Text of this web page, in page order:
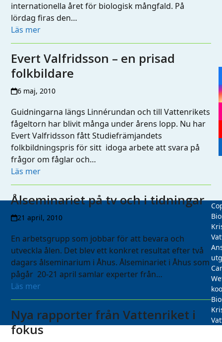
internationella året för biologisk mångfald. På
lördag firas den…
Läs mer
Evert Valfridsson – en prisad
folkbildare
6 maj, 2010
Guidningarna längs Linnérundan och till Vattenrikets
fågeltorn har blivit många under årens lopp. Nu har
Evert Valfridsson fått Studiefrämjandets
folkbildningspris för sitt idoga arbete att svara på
frågor om fåglar och…
Läs mer
Ålseminariet på tv och i tidningar
21 april, 2010
En arbetsgrupp som jobbar för att bevara och
utveckla ålen. Det blev ett konkret resultat efter två
dagars ålseminarium i Åhus. Ålseminariet i Åhus som
pågår 20-21 april samlar experter från…
Läs mer
Nya rapporter från Vattenriket i
fokus